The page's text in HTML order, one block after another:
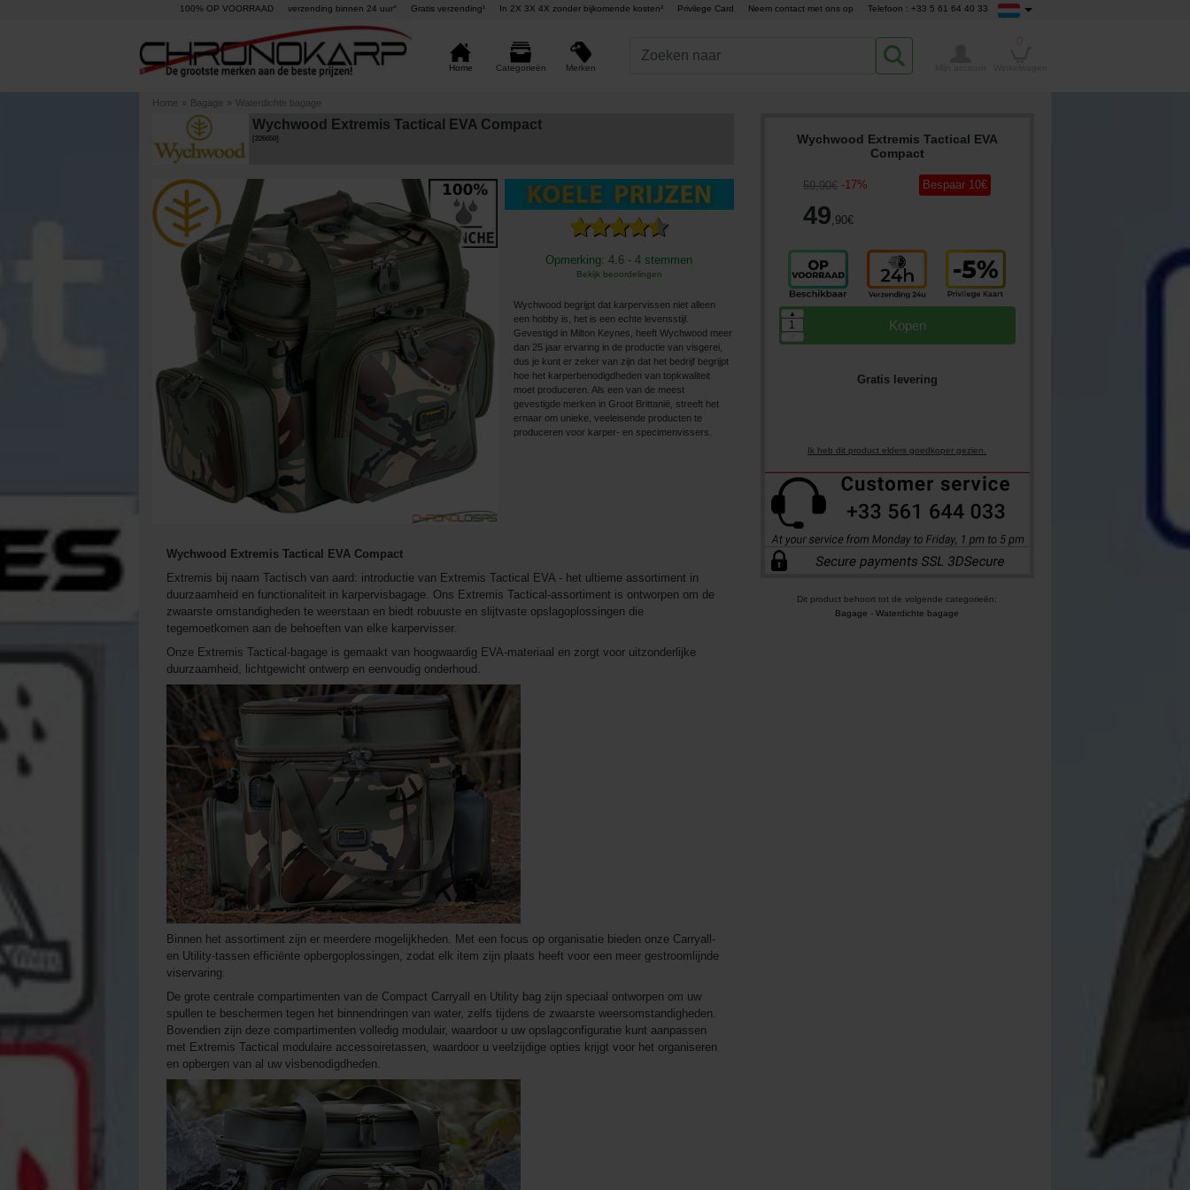
100% OP VOORRAAD verzending binnen 24 uur° Gratis verzending¹ In 2X 3X 4X zonder bijkomende kosten² Privilege Card Neem contact met ons op Telefoon : +33 5 61 64 40 33
Home Categorieën Merken
Home » Bagage » Waterdichte bagage
Wychwood Extremis Tactical EVA Compact
226650]
Opmerking: 4.6 - 4 stemmen
Bekijk beoordelingen
Wychwood begrijpt dat karpervissen niet alleen
een hobby is, het is een echte levensstijl.
Gevestigd in Milton Keynes, heeft Wychwood meer
dan 25 jaar ervaring in de productie van visgerei,
dus je kunt er zeker van zijn dat het bedrijf begrijpt
hoe het karperbenodigdheden van topkwaliteit
moet produceren. Als een van de meest
gevestigde merken in Groot Brittanië, streeft het
ernaar om unieke, veeleisende producten te
produceren voor karper- en specimenvissers.
Wychwood Extremis Tactical EVA
Compact
59,90€ -17%
49,90€
Bespaar 10€
Kopen
▲
Gratis levering
Ik heb dit product elders goedkoper gezien.
Dit product behoort tot de volgende categorieën:
Bagage -Waterdichte bagage
Wychwood Extremis Tactical EVA Compact
Extremis bij naam Tactisch van aard: introductie van Extremis Tactical EVA - het ultieme assortiment in
duurzaamheid en functionaliteit in karpervisbagage. Ons Extremis Tactical-assortiment is ontworpen om de
zwaarste omstandigheden te weerstaan en biedt robuuste en slijtvaste opslagoplossingen die
tegemoetkomen aan de behoeften van elke karpervisser.
Onze Extremis Tactical-bagage is gemaakt van hoogwaardig EVA-materiaal en zorgt voor uitzonderlijke
duurzaamheid, lichtgewicht ontwerp en eenvoudig onderhoud.
Binnen het assortiment zijn er meerdere mogelijkheden. Met een focus op organisatie bieden onze Carryall-
en Utility-tassen efficiënte opbergoplossingen, zodat elk item zijn plaats heeft voor een meer gestroomlijnde
viservaring.
De grote centrale compartimenten van de Compact Carryall en Utility bag zijn speciaal ontworpen om uw
spullen te beschermen tegen het binnendringen van water, zelfs tijdens de zwaarste weersomstandigheden.
Bovendien zijn deze compartimenten volledig modulair, waardoor u uw opslagconfiguratie kunt aanpassen
met Extremis Tactical modulaire accessoiretassen, waardoor u veelzijdige opties krijgt voor het organiseren
en opbergen van al uw visbenodigdheden.